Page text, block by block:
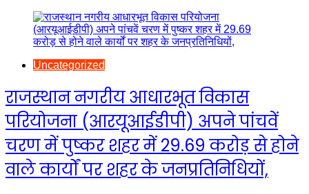
Uncategorized
राजस्थान नगरीय आधारभूत विकास
परियोजना (आरयूआईडीपी) अपने पांचवें
चरण में पुष्कर शहर में 29.69 करोड़ से होने
वाले कार्यों पर शहर के जनप्रतिनिधियों,